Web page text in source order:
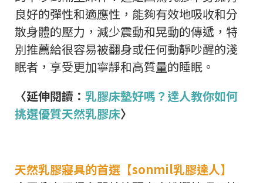
良好的彈性和適應性，能夠有效地吸收和分
散身體的壓力，減少震動和晃動的傳遞，特
別推薦給很容易被翻身或任何動靜吵醒的淺
眠者，享受更加寧靜和高質量的睡眠。
〈延伸閱讀： 乳膠床墊好嗎？達人教你如何
挑選優質天然乳膠床〉
天然乳膠寢具的首選【sonmil乳膠達人】